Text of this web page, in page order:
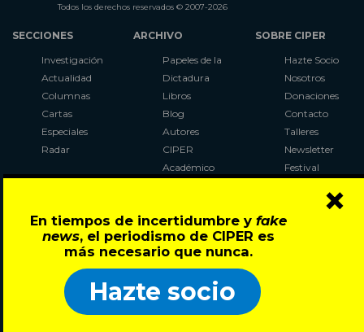
En tiempos de incertidumbre y fake
news, el periodismo de CIPER es
más necesario que nunca.
Hazte socio
×
Todos los derechos reservados © 2007-2026
SECCIONES
Investigación
Actualidad
Columnas
Cartas
Especiales
Radar
ARCHIVO
Papeles de la
Dictadura
Libros
Blog
Autores
CIPER
Académico
Al Plebiscito
con CIPER
SOBRE CIPER
Hazte Socio
Nosotros
Donaciones
Contacto
Talleres
Newsletter
Festival